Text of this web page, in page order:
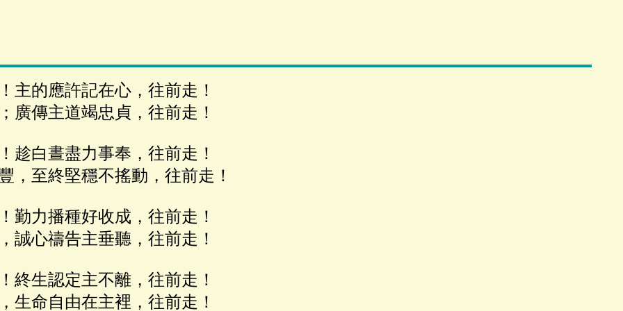
主的應許記在心，往前走！
廣傳主道竭忠貞，往前走！
趁白晝盡力事奉，往前走！
，至終堅穩不搖動，往前走！
勤力播種好收成，往前走！
誠心禱告主垂聽，往前走！
終生認定主不離，往前走！
生命自由在主裡，往前走！